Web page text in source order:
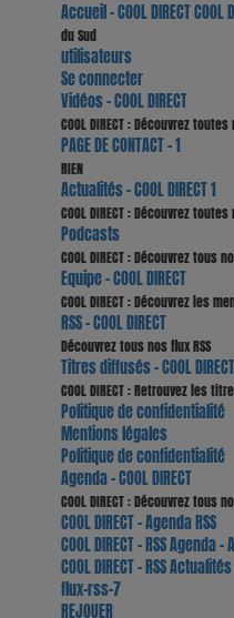
Accueil - COOL DIRECT COOL
du Sud
utilisateurs
Se connecter
Vidéos - COOL DIRECT
COOL DIRECT : Découvrez
PAGE DE CONTACT - 1
RIEN
Actualités - COOL DIRECT 1
COOL DIRECT : Découvrez
Podcasts
COOL DIRECT : Découvrez tous
Equipe - COOL DIRECT
COOL DIRECT : Découvrez les
RSS - COOL DIRECT
Découvrez tous nos flux RSS
Titres diffusés - COOL DIRECT
COOL DIRECT : Retrouvez les
Politique de confidentialité
Mentions légales
Politique de confidentialité
Agenda - COOL DIRECT
COOL DIRECT : Découvrez tous
COOL DIRECT - Agenda RSS
COOL DIRECT - RSS Agenda -
COOL DIRECT - RSS
flux-rss-7
REJOUER